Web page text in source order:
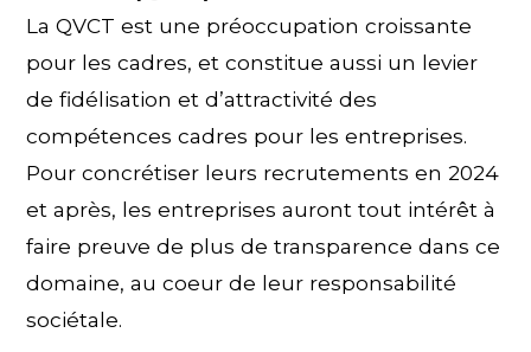
La QVCT est une préoccupation croissante
pour les cadres, et constitue aussi un levier
de fidélisation et d’attractivité des
compétences cadres pour les entreprises.
Pour concrétiser leurs recrutements en 2024
et après, les entreprises auront tout intérêt à
faire preuve de plus de transparence dans ce
domaine, au coeur de leur responsabilité
sociétale.